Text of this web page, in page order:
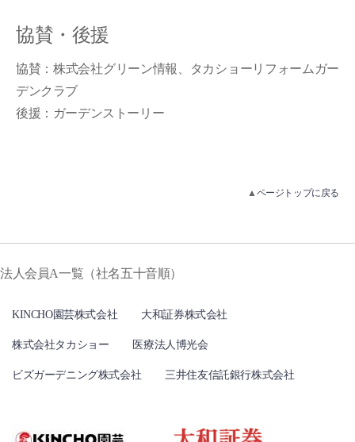
協賛・後援
協賛：株式会社グリーン情報、タカショーリフォームガー
デンクラブ
後援：ガーデンストーリー
▲ページトップに戻る
法人会員A一覧（社名五十音順）
KINCHO園芸株式会社 大和証券株式会社
株式会社タカショー 医療法人博光会
ビズガーデニング株式会社 三井住友信託銀行株式会社